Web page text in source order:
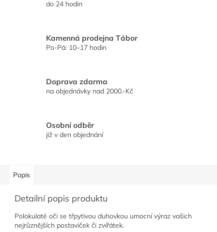
do 24 hodin
Kamenná prodejna Tábor
Po-Pá: 10–17 hodin
Doprava zdarma
na objednávky nad 2000.-Kč
Osobní odběr
již v den objednání
Popis
Detailní popis produktu
Polokulaté oči se třpytivou duhovkou umocní výraz vašich
nejrůznějších postaviček či zvířátek.